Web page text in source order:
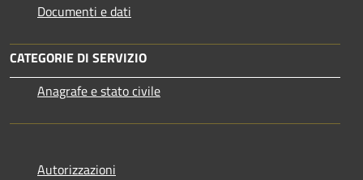
Documenti e dati
CATEGORIE DI SERVIZIO
Anagrafe e stato civile
Autorizzazioni